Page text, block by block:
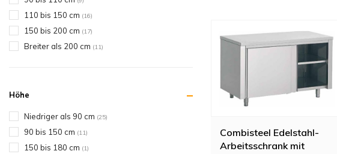
110 bis 150 cm (16)
150 bis 200 cm (17)
Breiter als 200 cm (11)
Höhe
Niedriger als 90 cm (25)
90 bis 150 cm (11)
150 bis 180 cm (1)
Combisteel Edelstahl-
Arbeitsschrank mit